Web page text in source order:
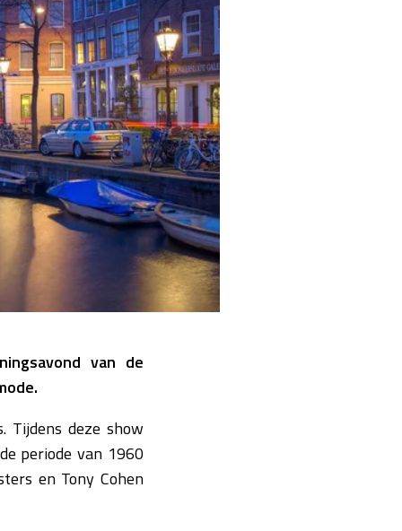
van de
Tijdens deze show
periode van 1960
en Tony Cohen